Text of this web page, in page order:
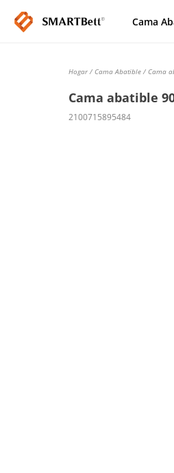
Cama
Hogar / Cama Abatible / Cama
Cama abatible
2100715895484